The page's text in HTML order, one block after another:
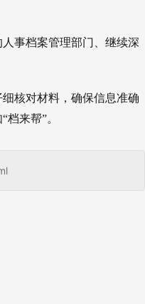
事档案管理部门、 继续深
核对材料，确保信息准确
来帮”。